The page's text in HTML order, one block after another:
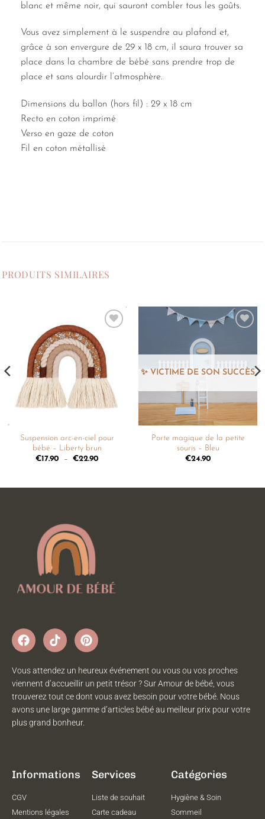
blanc et même noir, qui sauront combler tous les goûts.
Vous avez simplement à le suspendre au plafond et,
grâce à son envergure de 29 x 18 cm, il saura trouver sa
place dans la chambre de bébé sans prendre trop de
place et sans alourdir l’atmosphère.
Dimensions du ballon (hors fil) : 29 x 18 cm
Recto en coton imprimé
Verso en gaze de coton
Fil en coton métallisé
PRODUITS SIMILAIRES
liste de
souhaits
Suspension arc-en-ciel pour
bébé – Liberty brun
€17.90 – €22.90
liste de
Porte magique de la petite
souris – Bleu
€24.90
Vous attendez un heureux événement ou vous ou vos proches
viennent d’accueillir un petit trésor ? Sur Amour de bébé, vous
trouverez tout ce dont vous avez besoin pour votre bébé. Nous
avons une large gamme d’articles bébé au meilleur prix pour votre
plus grand bonheur.
Informations
CGV
Mentions légales
Services
Liste de souhait
Carte cadeau
Catégories
Hygiène & Soin
Sommeil